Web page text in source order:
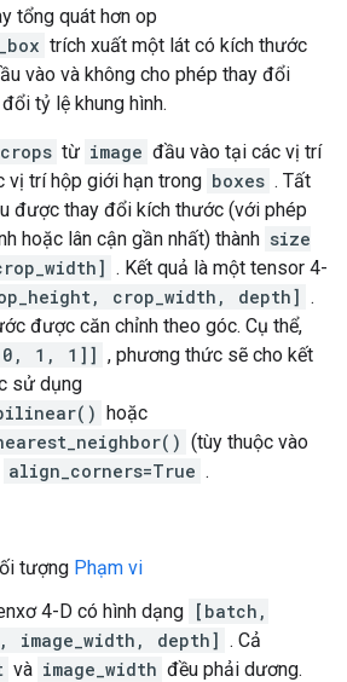
tổng quát hơn op
trích xuất một lát có kích thước
vào và không cho phép thay đổi
tỷ lệ khung hình.
crops từ image đầu vào tại các vị trí
vị trí hộp giới hạn trong boxes . Tất
được thay đổi kích thước (với phép
hoặc lân cận gần nhất) thành size
. Kết quả là một tensor 4-
crop_width, depth] .
được căn chỉnh theo góc. Cụ thể,
0, 1, 1]] , phương thức sẽ cho kết
sử dụng
hoặc
(tùy thuộc vào
align_corners=True .
tượng Phạm vi
4-D có hình dạng [batch,
image_width, depth] . Cả
và image_width đều phải dương.